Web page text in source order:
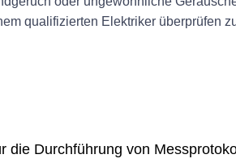
qualifizierten Elektriker überprüfen